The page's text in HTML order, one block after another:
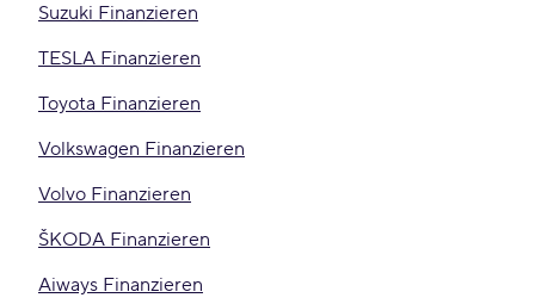
Suzuki Finanzieren
TESLA Finanzieren
Toyota Finanzieren
Volkswagen Finanzieren
Volvo Finanzieren
ŠKODA Finanzieren
Aiways Finanzieren